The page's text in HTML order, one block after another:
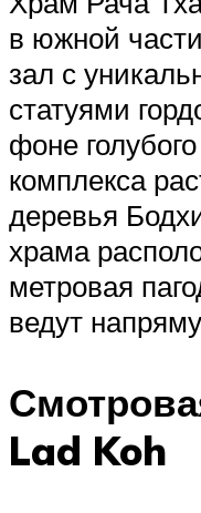
в южной
зал с
статуями
фоне
комплекса
деревья
храма
метровая
ведут
Lad Koh